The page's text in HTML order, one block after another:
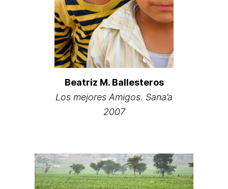
Beatriz M. Ballesteros
Los mejores Amigos. Sana’a
2007